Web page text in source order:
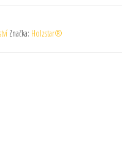
Značka: Holzstar®